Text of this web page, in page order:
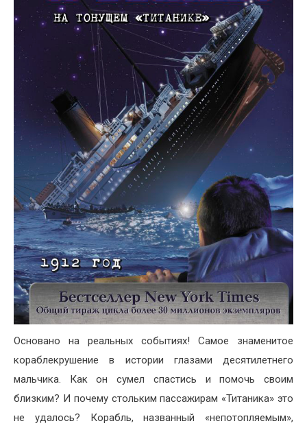
Основано на реальных событиях! Самое знаменитое
кораблекрушение в истории глазами десятилетнего
мальчика. Как он сумел спастись и помочь своим
близким? И почему стольким пассажирам «Титаника» это
не удалось? Корабль, названный «непотопляемым»,